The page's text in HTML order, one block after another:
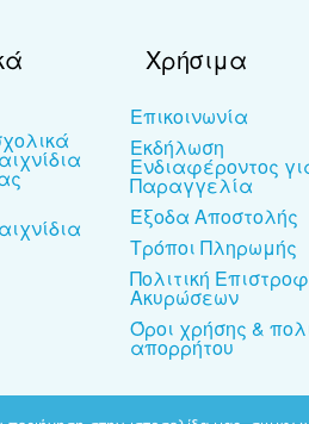
Χρήσιμα
Επικοινωνία
Εκδήλωση
Ενδιαφέροντος
Παραγγελία
Έξοδα Αποστολής
Τρόποι Πληρωμής
Πολιτική
Ακυρώσεων
Όροι χρήσης &
απορρήτου